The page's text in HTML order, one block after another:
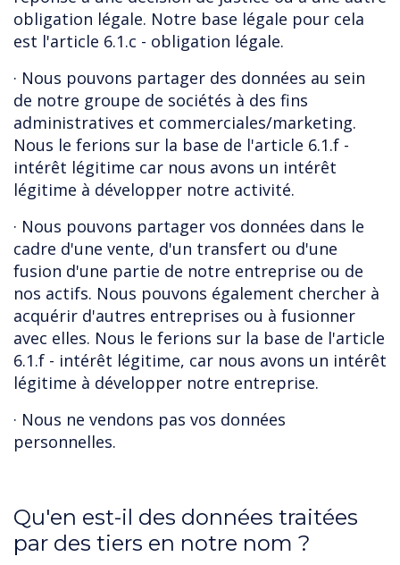
obligation légale. Notre base légale pour cela
est l'article 6.1.c - obligation légale.
· Nous pouvons partager des données au sein
de notre groupe de sociétés à des fins
administratives et commerciales/marketing.
Nous le ferions sur la base de l'article 6.1.f -
intérêt légitime car nous avons un intérêt
légitime à développer notre activité.
· Nous pouvons partager vos données dans le
cadre d'une vente, d'un transfert ou d'une
fusion d'une partie de notre entreprise ou de
nos actifs. Nous pouvons également chercher à
acquérir d'autres entreprises ou à fusionner
avec elles. Nous le ferions sur la base de l'article
6.1.f - intérêt légitime, car nous avons un intérêt
légitime à développer notre entreprise.
· Nous ne vendons pas vos données
personnelles.
Qu'en est-il des données traitées
par des tiers en notre nom ?